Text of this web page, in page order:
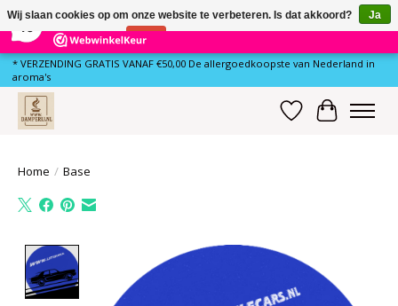
79 Reviews ×
* VERZENDING GRATIS VANAF €50,00 De allergoedkoopste van Nederland in
aroma's
Verlanglijst
Home / Base
Product image slideshow Items
Wij slaan cookies op om onze website te verbeteren. Is dat akkoord?
Ja
Nee